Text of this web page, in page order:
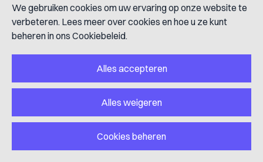
ECLI:NL:RBDHA:2026:7259
Afwijzing asielaanvraag Colombiaanse vreemdeling
13 februari 2026
De rechtbank Den Haag verklaart het beroep tegen de
We gebruiken cookies om uw ervaring op onze website te
verbeteren. Lees meer over cookies en hoe u ze kunt
beheren in ons Cookiebeleid.
Alles accepteren
Alles weigeren
Cookies beheren